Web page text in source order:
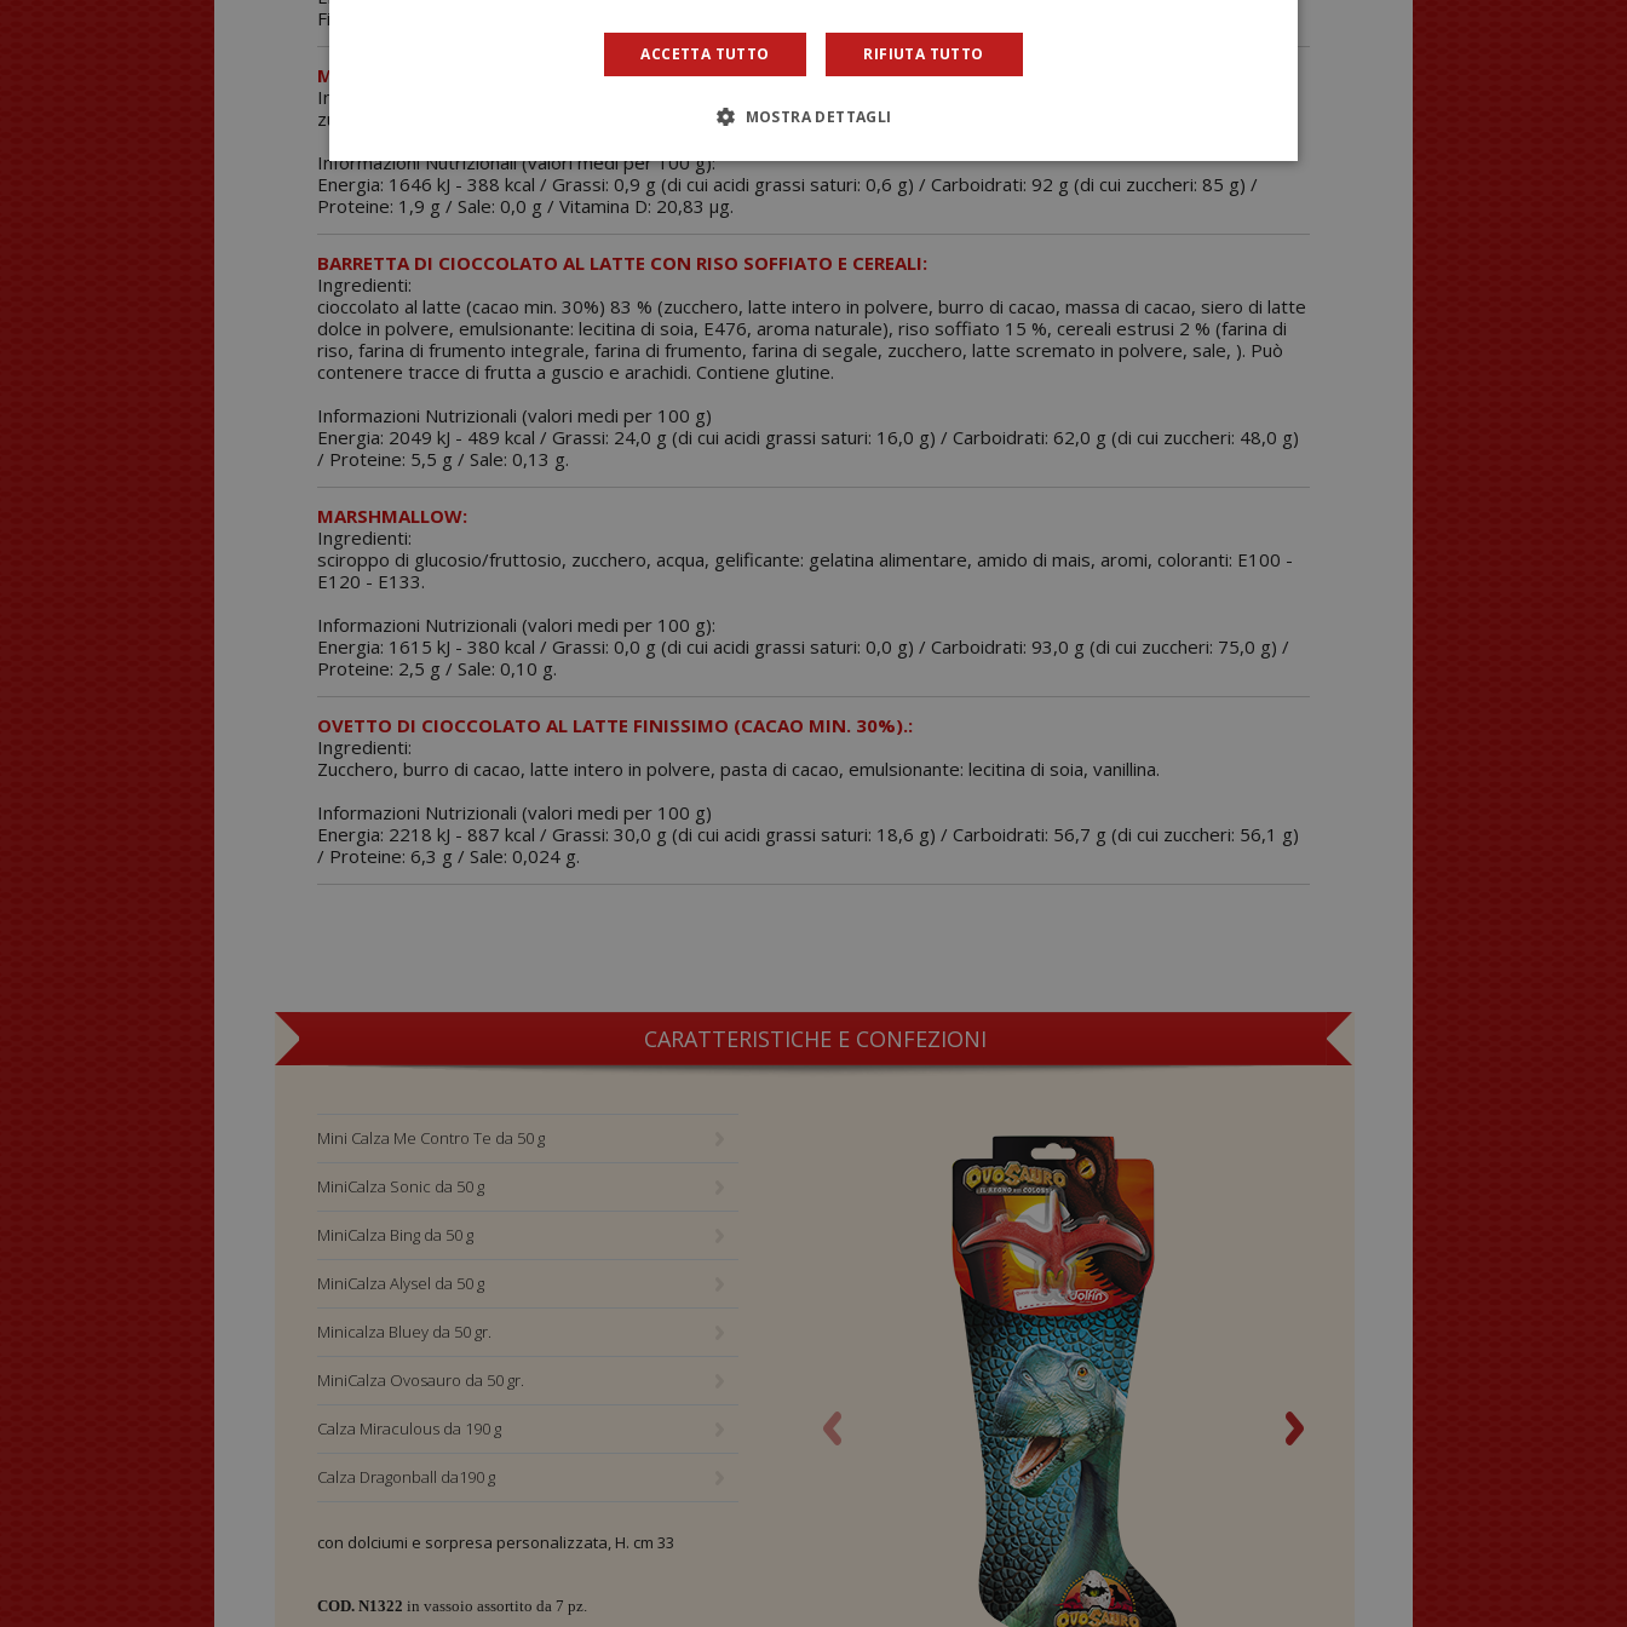
Fibra 2,4 g / Proteine: 0,0 g / Sale: 0,0 g.
MICROSFERE SOLUBILI AL GUSTO CIOCCOLATO:
Ingredienti:
zucchero, fruttosio, cacao in polvere zuccherato (8,3%), sciroppo di glucosio, vitamina D3 (colecalciferolo), aromi.
Informazioni Nutrizionali (valori medi per 100 g):
Energia: 1646 kJ - 388 kcal / Grassi: 0,9 g (di cui acidi grassi saturi: 0,6 g) / Carboidrati: 92 g (di cui zuccheri: 85 g) /
Proteine: 1,9 g / Sale: 0,0 g / Vitamina D: 20,83 µg.
BARRETTA DI CIOCCOLATO AL LATTE CON RISO SOFFIATO E CEREALI:
Ingredienti:
cioccolato al latte (cacao min. 30%) 83 % (zucchero, latte intero in polvere, burro di cacao, massa di cacao, siero di latte
dolce in polvere, emulsionante: lecitina di soia, E476, aroma naturale), riso soffiato 15 %, cereali estrusi 2 % (farina di
riso, farina di frumento integrale, farina di frumento, farina di segale, zucchero, latte scremato in polvere, sale, ). Può
contenere tracce di frutta a guscio e arachidi. Contiene glutine.
Informazioni Nutrizionali (valori medi per 100 g)
Energia: 2049 kJ - 489 kcal / Grassi: 24,0 g (di cui acidi grassi saturi: 16,0 g) / Carboidrati: 62,0 g (di cui zuccheri: 48,0 g)
/ Proteine: 5,5 g / Sale: 0,13 g.
MARSHMALLOW:
Ingredienti:
sciroppo di glucosio/fruttosio, zucchero, acqua, gelificante: gelatina alimentare, amido di mais, aromi, coloranti: E100 -
E120 - E133.
Informazioni Nutrizionali (valori medi per 100 g):
Energia: 1615 kJ - 380 kcal / Grassi: 0,0 g (di cui acidi grassi saturi: 0,0 g) / Carboidrati: 93,0 g (di cui zuccheri: 75,0 g) /
Proteine: 2,5 g / Sale: 0,10 g.
OVETTO DI CIOCCOLATO AL LATTE FINISSIMO (CACAO MIN. 30%).:
Ingredienti:
Zucchero, burro di cacao, latte intero in polvere, pasta di cacao, emulsionante: lecitina di soia, vanillina.
Informazioni Nutrizionali (valori medi per 100 g)
Energia: 2218 kJ - 887 kcal / Grassi: 30,0 g (di cui acidi grassi saturi: 18,6 g) / Carboidrati: 56,7 g (di cui zuccheri: 56,1 g)
/ Proteine: 6,3 g / Sale: 0,024 g.
CARATTERISTICHE E CONFEZIONI
Mini Calza Me Contro Te da 50 g
MiniCalza Sonic da 50 g
MiniCalza Bing da 50 g
MiniCalza Alysel da 50 g
Minicalza Bluey da 50 gr.
MiniCalza Ovosauro da 50 gr.
Calza Miraculous da 190 g
Calza Dragonball da190 g
Calza Ovosauro da 190 g.
con dolciumi e sorpresa personalizzata, H. cm 33
COD. N1322 in vassoio assortito da 7 pz.
ACCETTA TUTTO RIFIUTA TUTTO
MOSTRA DETTAGLI